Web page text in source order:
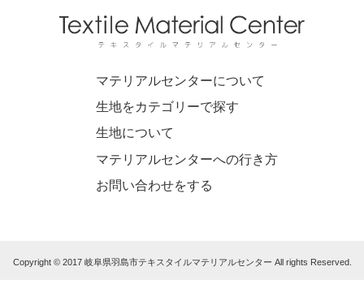
マテリアルセンターについて
生地をカテゴリーで探す
生地について
マテリアルセンターへの行き方
お問い合わせをする
Copyright © 2017 岐阜県羽島市テキスタイルマテリアルセンター All rights Reserved.